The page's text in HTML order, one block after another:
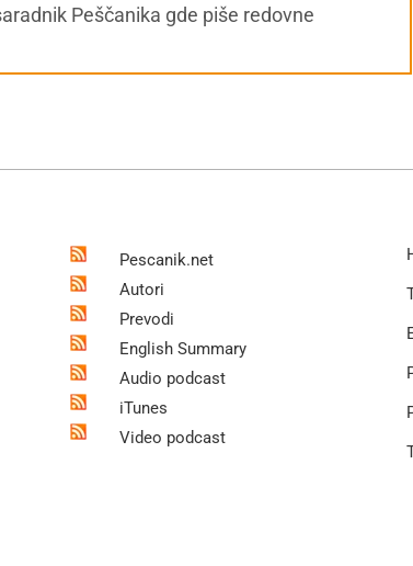
Peščanika gde piše redovne
Pescanik.net
Autori
Prevodi
English Summary
Audio podcast
iTunes
Video podcast